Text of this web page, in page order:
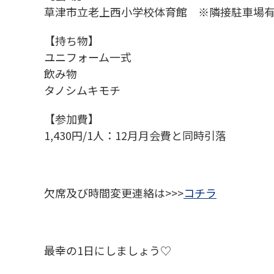
草津市立老上西小学校体育館 ※隣接駐車場
【持ち物】
ユニフォーム一式
飲み物
タノシムキモチ
【参加費】
1,430円/1人：12月月会費と同時引落
欠席及び時間変更連絡は>>>コチラ
最幸の1日にしましょう♡